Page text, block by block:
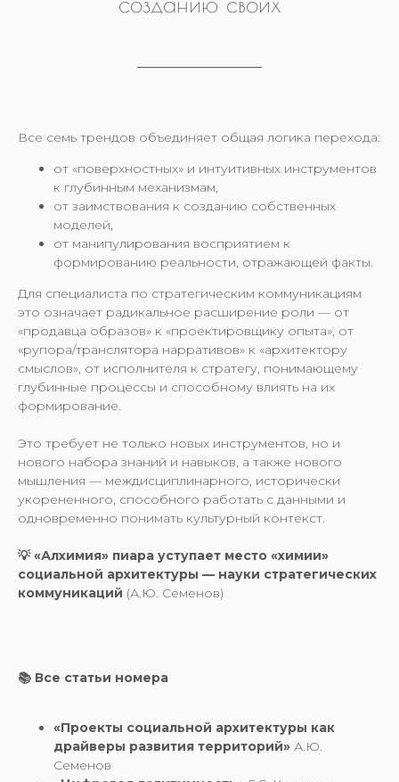
Все семь трендов объединяет общая логика перехода:
от «поверхностных» и интуитивных инструментов
к глубинным механизмам,
от заимствования к созданию собственных
моделей,
от манипулирования восприятием к
формированию реальности, отражающей факты.
Для специалиста по стратегическим коммуникациям
это означает радикальное расширение роли — от
«продавца образов» к «проектировщику опыта», от
«рупора/транслятора нарративов» к «архитектору
смыслов», от исполнителя к стратегу, понимающему
глубинные процессы и способному влиять на их
формирование.
Это требует не только новых инструментов, но и
нового набора знаний и навыков, а также нового
мышления — междисциплинарного, исторически
укорененного, способного работать с данными и
одновременно понимать культурный контекст.
💡 «Алхимия» пиара уступает место «химии»
социальной архитектуры — науки стратегических
коммуникаций (А.Ю. Семенов)
📚 Все статьи номера
«Проекты социальной архитектуры как
драйверы развития территорий» А.Ю.
Семенов